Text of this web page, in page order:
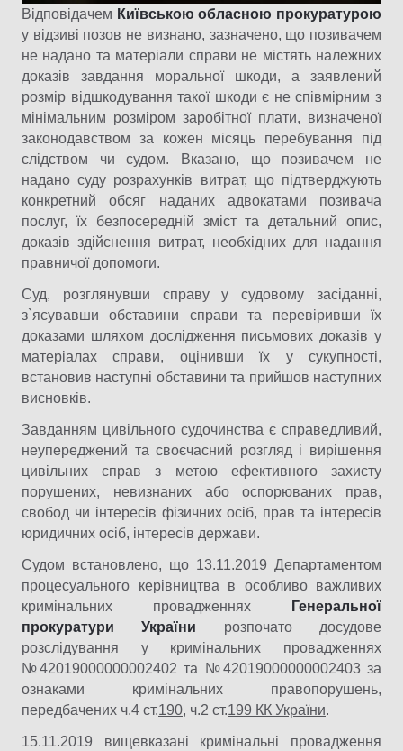
Відповідачем Київською обласною прокуратурою
у відзиві позов не визнано, зазначено, що позивачем
не надано та матеріали справи не містять належних
доказів завдання моральної шкоди, а заявлений
розмір відшкодування такої шкоди є не співмірним з
мінімальним розміром заробітної плати, визначеної
законодавством за кожен місяць перебування під
слідством чи судом. Вказано, що позивачем не
надано суду розрахунків витрат, що підтверджують
конкретний обсяг наданих адвокатами позивача
послуг, їх безпосередній зміст та детальний опис,
доказів здійснення витрат, необхідних для надання
правничої допомоги.
Суд, розглянувши справу у судовому засіданні,
з`ясувавши обставини справи та перевіривши їх
доказами шляхом дослідження письмових доказів у
матеріалах справи, оцінивши їх у сукупності,
встановив наступні обставини та прийшов наступних
висновків.
Завданням цивільного судочинства є справедливий,
неупереджений та своєчасний розгляд і вирішення
цивільних справ з метою ефективного захисту
порушених, невизнаних або оспорюваних прав,
свобод чи інтересів фізичних осіб, прав та інтересів
юридичних осіб, інтересів держави.
Судом встановлено, що 13.11.2019 Департаментом
процесуального керівництва в особливо важливих
кримінальних провадженнях
Генеральної
прокуратури України розпочато досудове
розслідування у кримінальних провадженнях
№42019000000002402 та №42019000000002403 за
ознаками кримінальних правопорушень,
передбачених ч.4 ст.190, ч.2 ст.199 КК України.
15.11.2019 вищевказані кримінальні провадження